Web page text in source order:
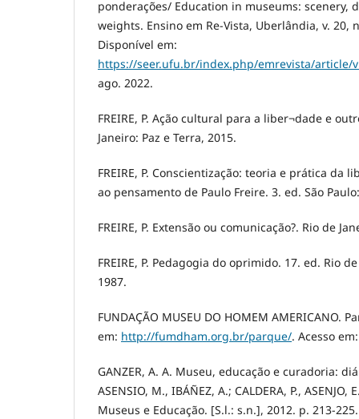
ponderações/ Education in museums: scenery,
weights. Ensino em Re-Vista, Uberlândia, v. 20,
Disponível em:
https://seer.ufu.br/index.php/emrevista/article/
ago. 2022.
FREIRE, P. Ação cultural para a liber¬dade e
Janeiro: Paz e Terra, 2015.
FREIRE, P. Conscientização: teoria e prática da
ao pensamento de Paulo Freire. 3. ed. São
FREIRE, P. Extensão ou comunicação?. Rio de
FREIRE, P. Pedagogia do oprimido. 17. ed. Rio
1987.
FUNDAÇÃO MUSEU DO HOMEM AMERICANO.
em: http://fumdham.org.br/parque/. Acesso
GANZER, A. A. Museu, educação e curadoria:
ASENSIO, M., IBÁÑEZ, A.; CALDERA, P., ASENJO,
Museus e Educação. [S.l.: s.n.], 2012. p. 213-225.